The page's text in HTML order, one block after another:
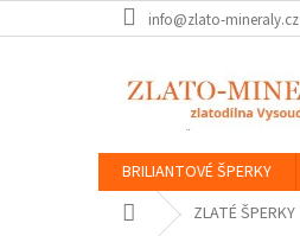
na
info@zlato-mineraly.cz
BRILIANTOVÉ ŠPERKY
Domů ZLATÉ ŠPERKY